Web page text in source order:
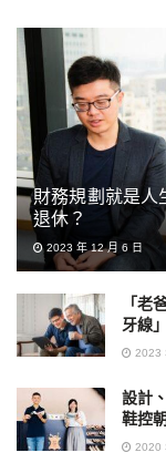
財務規劃就是人
退休？
2023 年 12 月 6 日
「老
牙線
2023
設計
鞋控
2020